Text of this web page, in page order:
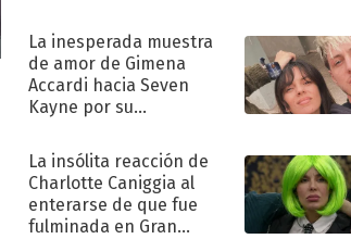
La inesperada muestra
de amor de Gimena
Accardi hacia Seven
Kayne por su
La insólita reacción de
Charlotte Caniggia al
enterarse de que fue
fulminada en Gran